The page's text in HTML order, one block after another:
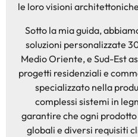
le loro visioni
Sotto la mia guida,
soluzioni personalizzate
Medio Oriente, e Sud-Est
progetti residenziali e
specializzato nella
complessi sistemi in
garantire che ogni
globali e diversi requisiti